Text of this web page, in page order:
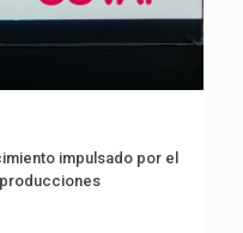
impulsado por el